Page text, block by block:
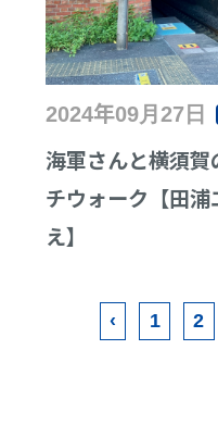
2024年09月27日
海軍さんと横須賀
チウォーク【田浦
え】
‹ 1 2